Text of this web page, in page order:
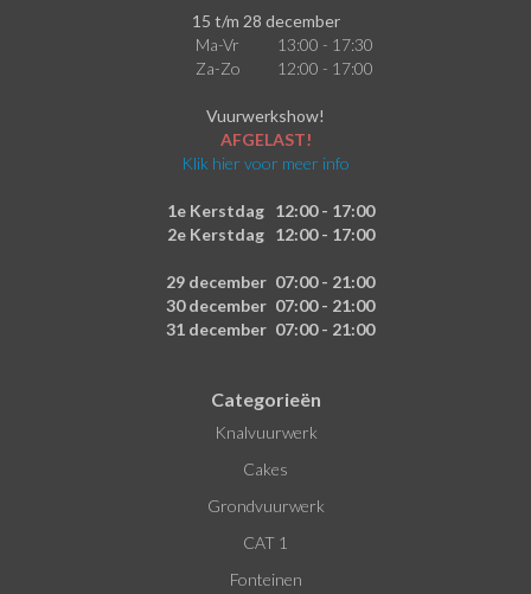
15 t/m 28 december
Ma-Vr
13:00 - 17:30
Za-Zo
12:00 - 17:00
Vuurwerkshow!
AFGELAST!
Klik hier voor meer info
1e Kerstdag 12:00 - 17:00
2e Kerstdag 12:00 - 17:00
29 december 07:00 - 21:00
30 december 07:00 - 21:00
31 december 07:00 - 21:00
Categorieën
Knalvuurwerk
Cakes
Grondvuurwerk
CAT 1
Fonteinen